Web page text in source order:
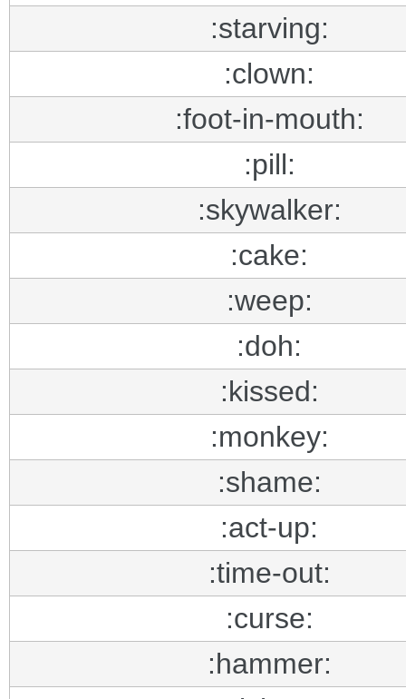
:starving:
:clown:
:foot-in-mouth:
:pill:
:skywalker:
:cake:
:weep:
:doh:
:kissed:
:monkey:
:shame:
:act-up:
:time-out:
:curse:
:hammer: